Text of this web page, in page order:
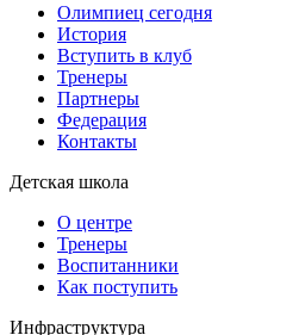
Олимпиец сегодня
История
Вступить в клуб
Тренеры
Партнеры
Федерация
Контакты
Детская школа
О центре
Тренеры
Воспитанники
Как поступить
Инфраструктура